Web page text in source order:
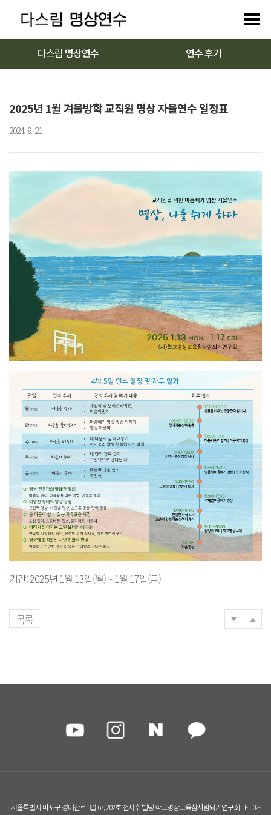
다스림 명상연수 연수 후기
2025년 1월 겨울방학 교직원 명상 자율연수 일정표
2024. 9. 21
기간: 2025년 1월 13일(월) ~ 1월 17일(금)
목록
서울특별시 마포구 성미산로 3길 67, 202호 천지수 빌딩 학교명상교육참사람되기연구회 TEL 02-